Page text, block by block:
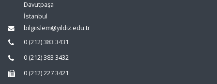
Davutpaşa
İstanbul
bilgiislem@yildiz.edu.tr
0 (212) 383 3431
0 (212) 383 3432
0 (212) 227 3421